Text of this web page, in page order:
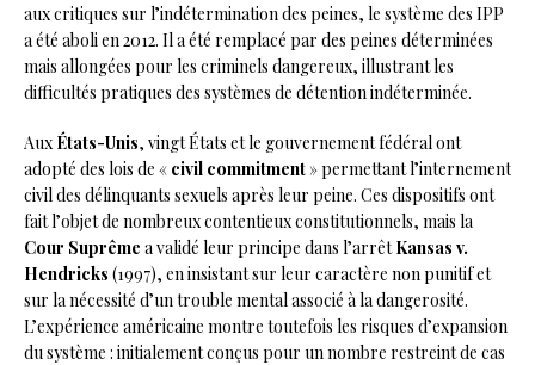
aux critiques sur l’indétermination des peines, le système des IPP
a été aboli en 2012. Il a été remplacé par des peines déterminées
mais allongées pour les criminels dangereux, illustrant les
difficultés pratiques des systèmes de détention indéterminée.
Aux États-Unis, vingt États et le gouvernement fédéral ont
adopté des lois de « civil commitment» permettant l’internement
civil des délinquants sexuels après leur peine. Ces dispositifs ont
fait l’objet de nombreux contentieux constitutionnels, mais la
Cour Suprême a validé leur principe dans l’arrêtKansas v.
Hendricks (1997), en insistant sur leur caractère non punitif et
sur la nécessité d’un trouble mental associé à la dangerosité.
L’expérience américaine montre toutefois les risques d’expansion
du système : initialement conçus pour un nombre restreint de cas